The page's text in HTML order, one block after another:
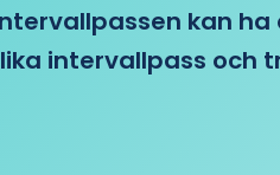
kan ha
intervallpass och